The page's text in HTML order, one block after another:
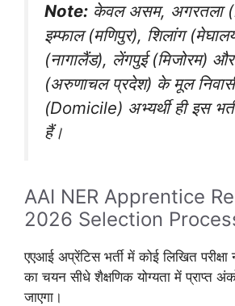
Note: केवल असम, अगरतला
इम्फाल (मणिपुर), शिलांग
(नागालैंड), लेंगपुई (मिजोरम)
(अरुणाचल प्रदेश) के मूल
(Domicile) अभ्यर्थी ही इस
हैं।
AAI NER Apprentice
2026 Selection
एएआई अप्रेंटिस भर्ती में कोई लिखित परीक्षा
का चयन सीधे शैक्षणिक योग्यता में प्राप्त
जाएगा।